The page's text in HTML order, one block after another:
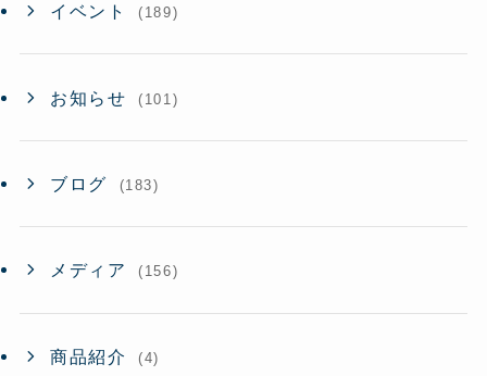
イベント (189)
お知らせ (101)
ブログ (183)
メディア (156)
商品紹介 (4)